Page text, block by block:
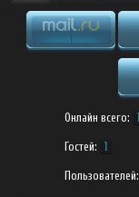
Онлайн всего: 1
Гостей: 1
Пользователей: